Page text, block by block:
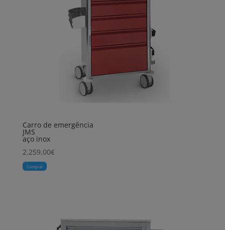
Carro de emergência
JMS
aço inox
2.259,00€
Comprar